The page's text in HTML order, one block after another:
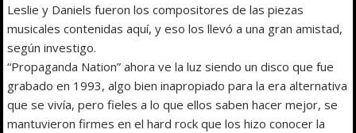
Leslie y Daniels fueron los compositores de las piezas
musicales contenidas aquí, y eso los llevó a una gran amistad,
según investigo.
“Propaganda Nation” ahora ve la luz siendo un disco que fue
grabado en 1993, algo bien inapropiado para la era alternativa
que se vivía, pero fieles a lo que ellos saben hacer mejor, se
mantuvieron firmes en el hard rock que los hizo conocer la